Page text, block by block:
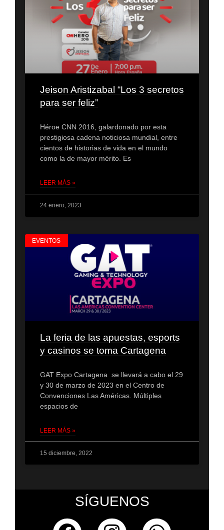
Jeison Aristizabal “Los 3 secretos
para ser feliz”
Héroe CNN 2016, galardonado por esta
prestigiosa cadena noticiosa mundial, entre
cientos de historias de vida en el mundo
como la de mayor mérito. Es
LEER MÁS »
24 enero, 2023
EVENTOS
La feria de las apuestas, esports
y casinos se toma Cartagena
GAT Expo Cartagena se llevará a cabo el 29
y 30 de marzo de 2023 en el Centro de
Convenciones Las Américas. Múltiples
espacios de
LEER MÁS »
15 diciembre, 2022
SÍGUENOS